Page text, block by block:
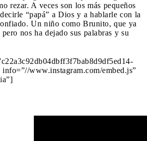
rezar. A veces son los más pequeños
“papá” a Dios y a hablarle con la
Un niño como Brunito, que ya
nos ha dejado sus palabras y su
www.instagram.com/embed.js”